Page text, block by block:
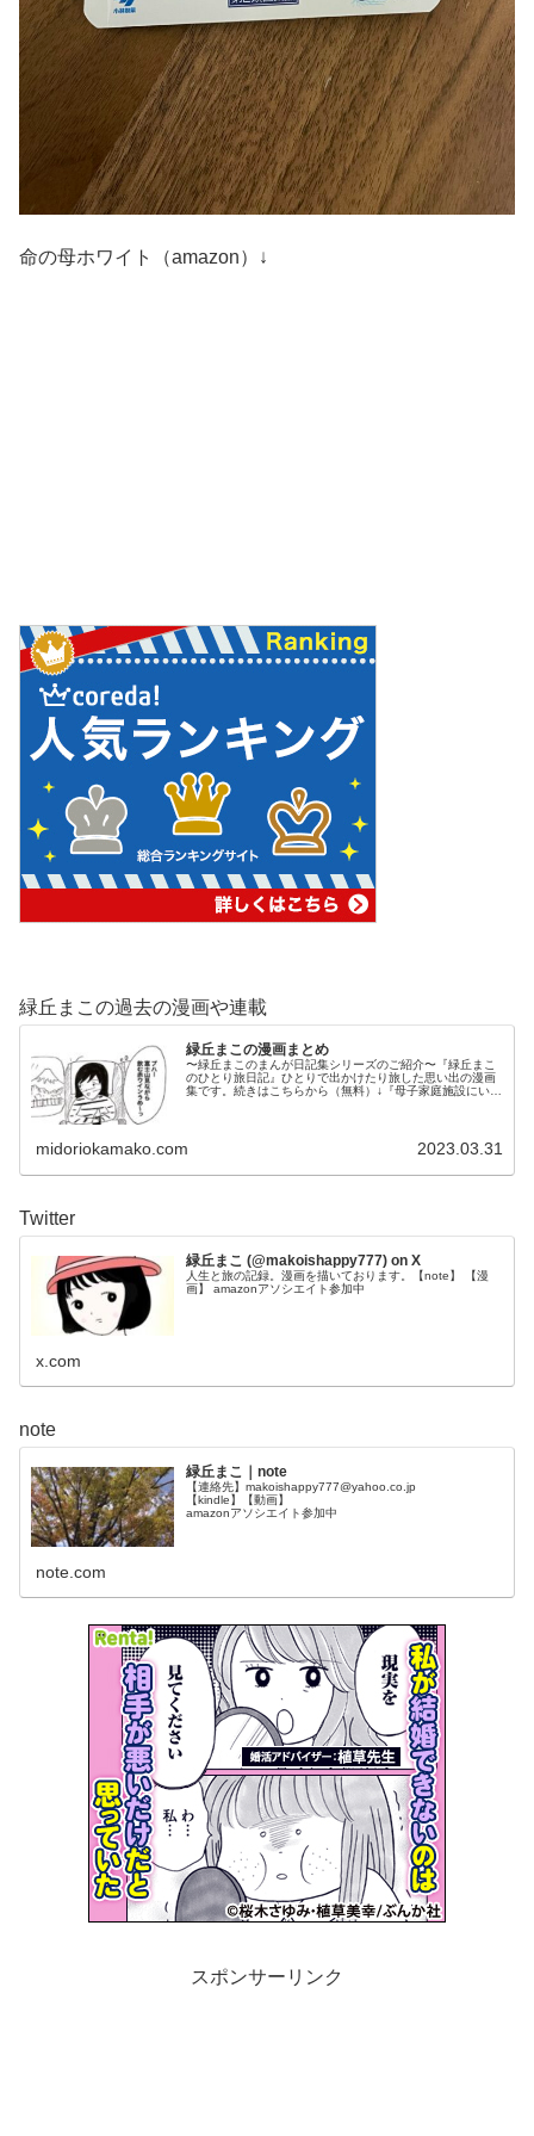
命の母ホワイト（amazon）↓
緑丘まこの過去の漫画や連載
緑丘まこの漫画まとめ
〜緑丘まこのまんが日記集シリーズのご紹介〜『緑丘まこ
のひとり旅日記』ひとりで出かけたり旅した思い出の漫画
集です。続きはこちらから（無料）↓『母子家庭施設にいた
midoriokamako.com 2023.03.31
Twitter
緑丘まこ (@makoishappy777) on X
人生と旅の記録。漫画を描いております。【note】 【漫
画】 amazonアソシエイト参加中
x.com
note
緑丘まこ｜note
【連絡先】makoishappy777@yahoo.co.jp
【kindle】【動画】
amazonアソシエイト参加中
note.com
スポンサーリンク